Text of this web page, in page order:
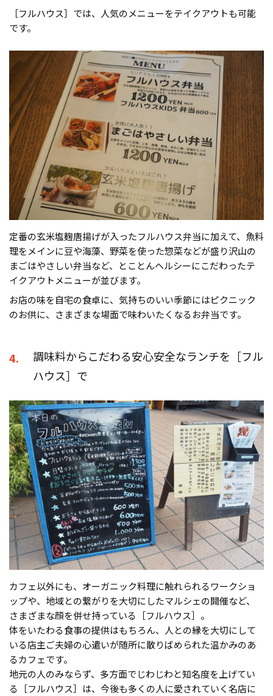
［フルハウス］では、人気のメニューをテイクアウトも可能
です。
定番の玄米塩麹唐揚げが入ったフルハウス弁当に加えて、魚料
理をメインに豆や海藻、野菜を使った惣菜などが盛り沢山の
まごはやさしい弁当など、とことんヘルシーにこだわったテ
イクアウトメニューが並びます。
お店の味を自宅の食卓に、気持ちのいい季節にはピクニック
のお供に、さまざまな場面で味わいたくなるお弁当です。
4.
調味料からこだわる安心安全なランチを［フル
ハウス］で
カフェ以外にも、オーガニック料理に触れられるワークショ
ップや、地域との繋がりを大切にしたマルシェの開催など、
さまざまな顔を併せ持っている［フルハウス］。
体をいたわる食事の提供はもちろん、人との縁を大切にして
いる店主ご夫婦の心遣いが随所に散りばめられた温かみのあ
るカフェです。
地元の人のみならず、多方面でじわじわと知名度を上げてい
る［フルハウス］は、今後も多くの人に愛されていく名店に